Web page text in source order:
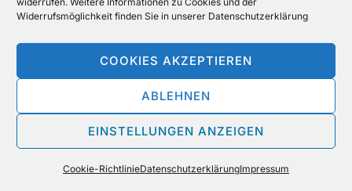
Widerrufsmöglichkeit finden Sie in unserer Datenschutzerklärung
COOKIES AKZEPTIEREN
ABLEHNEN
EINSTELLUNGEN ANZEIGEN
Cookie-RichtlinieDatenschutzerklärungImpressum